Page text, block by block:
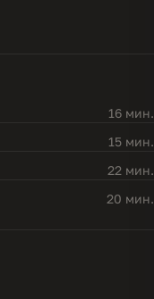
16 мин.
15 мин.
22 мин.
20 мин.